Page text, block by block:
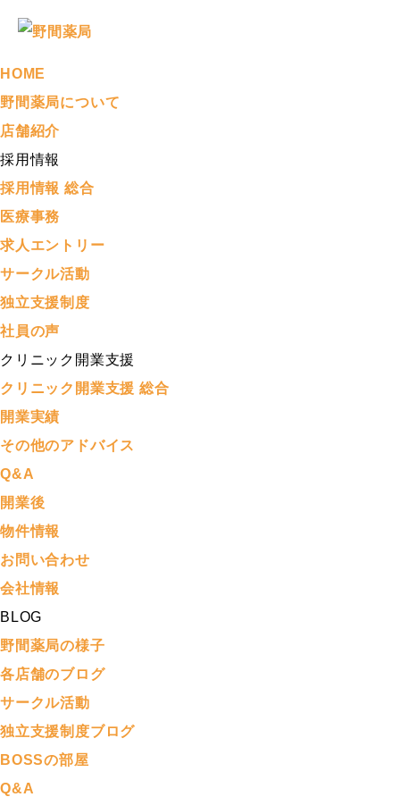
HOME
野間薬局について
店舗紹介
採用情報
採用情報 総合
医療事務
求人エントリー
サークル活動
独立支援制度
社員の声
クリニック開業支援
クリニック開業支援 総合
開業実績
その他のアドバイス
Q&A
開業後
物件情報
お問い合わせ
会社情報
BLOG
野間薬局の様子
各店舗のブログ
サークル活動
独立支援制度ブログ
BOSSの部屋
Q&A